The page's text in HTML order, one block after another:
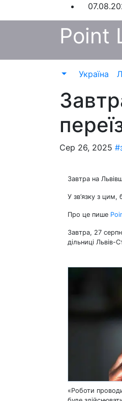
до
Point
Україна
Сер 26, 2025
Завтра на
У зв’язку з цим,
Про це пише
Завтра, 27
дільниці Львів-
«Роботи